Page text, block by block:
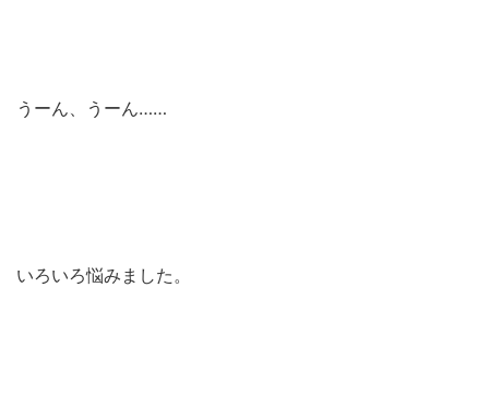
うーん、うーん……
いろいろ悩みました。